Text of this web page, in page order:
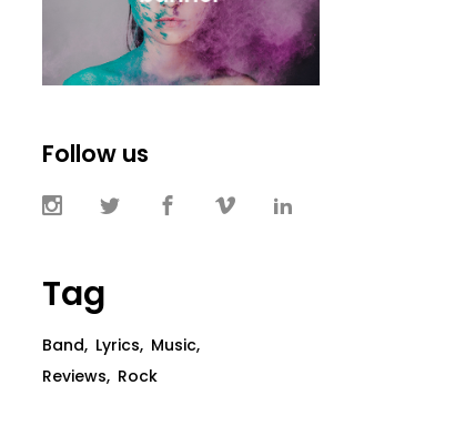
Follow us
Tag
Band Lyrics Music
Reviews Rock